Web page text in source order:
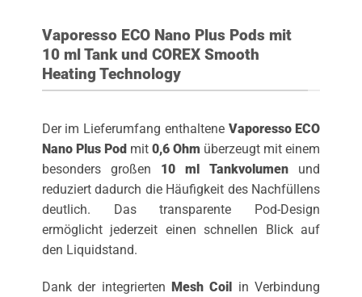
Vaporesso ECO Nano Plus Pods mit
10 ml Tank und COREX Smooth
Heating Technology
Der im Lieferumfang enthaltene Vaporesso ECO
Nano Plus Podmit0,6 Ohm überzeugt mit einem
besonders großen 10 ml Tankvolumen und
reduziert dadurch die Häufigkeit des Nachfüllens
deutlich. Das transparente Pod-Design
ermöglicht jederzeit einen schnellen Blick auf
den Liquidstand.
Dank der integrierten Mesh Coil in Verbindung